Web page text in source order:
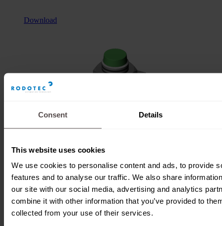
Consent Details
This website uses cookies
We use cookies to personalise content and ads, to provide
features and to analyse our traffic. We also share
our site with our social media, advertising and analytics
combine it with other information that you’ve provided to
collected from your use of their services.
Download
Initiator Rechts